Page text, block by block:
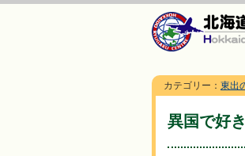
カテゴリー： 東出
異国で好